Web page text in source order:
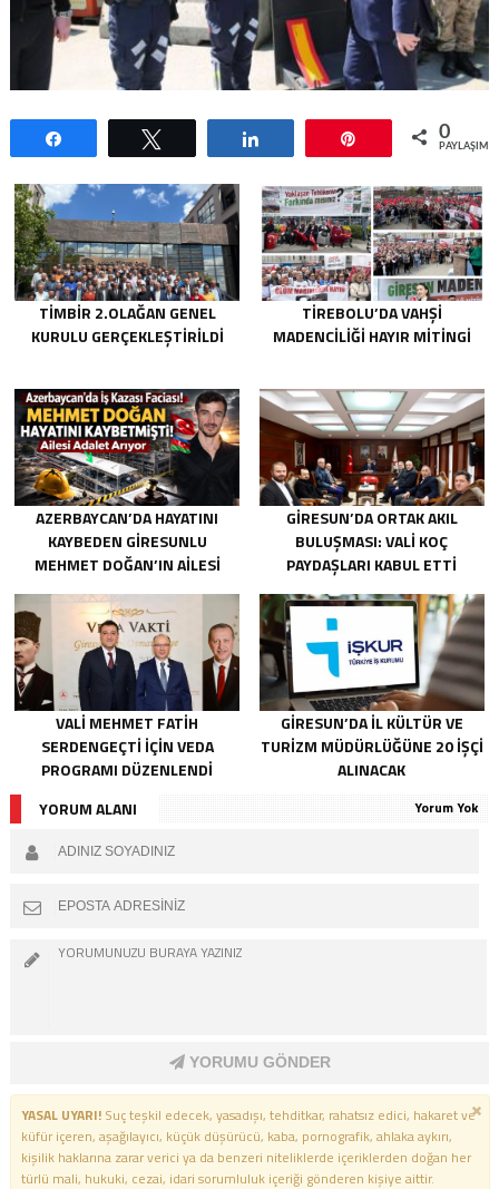
0
TİMBİR 2.OLAĞAN GENEL
KURULU GERÇEKLEŞTIRILDI
TIREBOLU’DA VAHŞI
MADENCILIĞI HAYIR MITINGI
AZERBAYCAN’DA HAYATINI
KAYBEDEN GIRESUNLU
MEHMET DOĞAN’IN AILESI
GIRESUN’DA ORTAK AKIL
BULUŞMASI: VALI KOÇ
PAYDAŞLARI KABUL ETTI
VALI MEHMET FATIH
SERDENGEÇTI İÇIN VEDA
PROGRAMI DÜZENLENDI
GIRESUN’DA İL KÜLTÜR VE
TURIZM MÜDÜRLÜĞÜNE 20 İŞÇI
ALINACAK
YORUM ALANI
Yorum Yok
YORUMU GÖNDER
YASAL UYARI!Suç teşkil edecek, yasadışı, tehditkar, rahatsız edici, hakaret ve
küfür içeren, aşağılayıcı, küçük düşürücü, kaba, pornografik, ahlaka aykırı,
kişilik haklarına zarar verici ya da benzeri niteliklerde içeriklerden doğan her
türlü mali, hukuki, cezai, idari sorumluluk içeriği gönderen kişiye aittir.